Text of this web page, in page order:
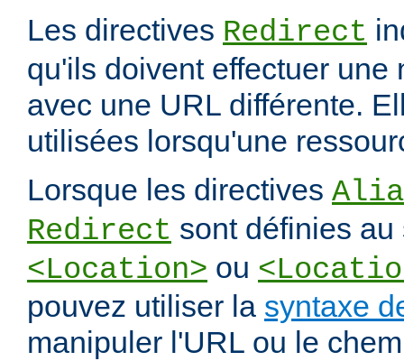
Les directives Redirect
qu'ils doivent effectuer une
avec une URL différente.
utilisées lorsqu'une
Lorsque les directives
Redirect sont définies
<Location> ou
pouvez utiliser la syntaxe
manipuler l'URL ou le